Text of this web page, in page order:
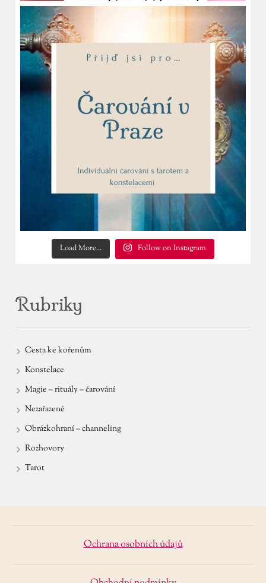
Load More... Follow on Instagram
Rubriky
Cesta ke kořenům
Konstelace
Magie – rituály – čarování
Nezařazené
Obrázkohraní – channeling
Rozhovory
Tarot
Ochrana osobních údajů